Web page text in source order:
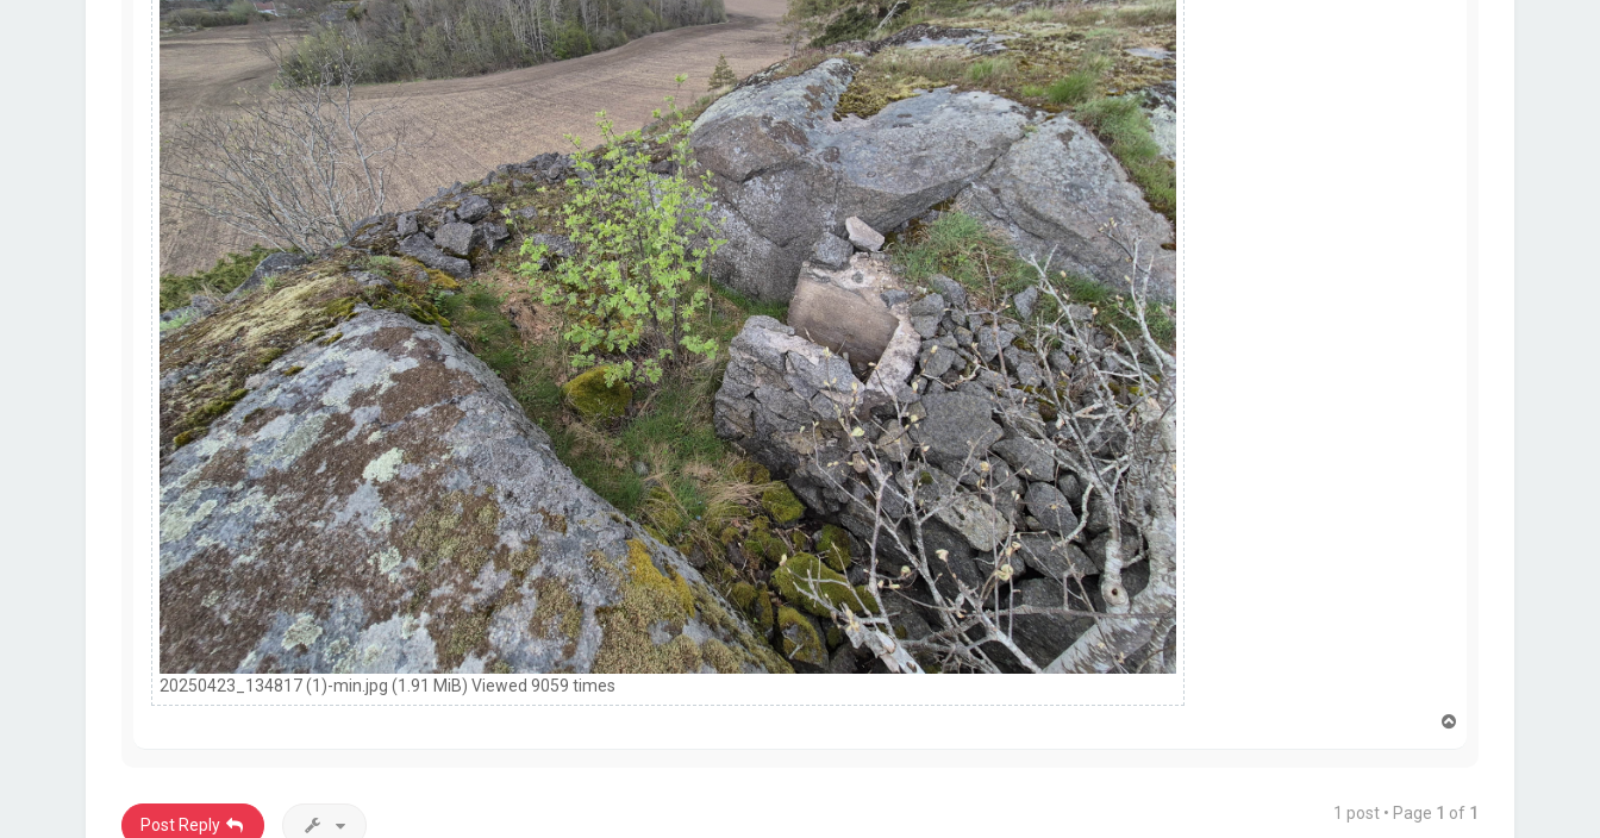
20250423_134817 (1)-min.jpg (1.91 MiB) Viewed 9059 times
Post Reply
1 post • Page 1 of 1